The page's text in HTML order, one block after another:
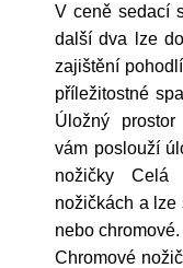
V ceně sedací
další dva lze
zajištění
příležitostné
Úložný
vám poslouží
nožičky Celá
nožičkách a lze
nebo chromové.
Chromové